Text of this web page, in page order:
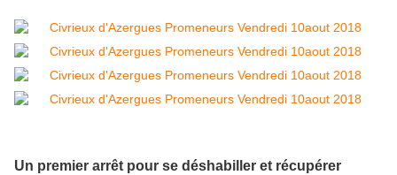
Un premier arrêt pour se déshabiller et récupérer